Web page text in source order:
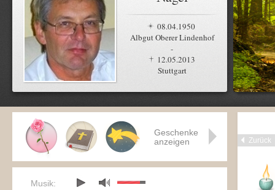
08.04.1950
Albgut Oberer Lindenhof
-
12.05.2013
Stuttgart
Zurück
Geschenke
anzeigen
Musik: